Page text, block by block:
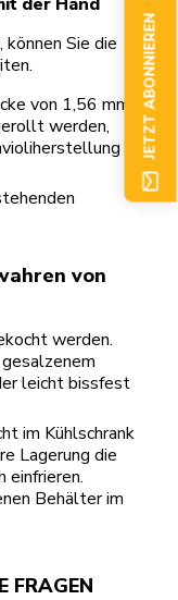
Sie die
von 1,56 mm
werden,
von
werden.
leicht bissfest
im Kühlschrank
Lagerung die
einfrieren.
Behälter im
FRAGEN
JETZT ABONNIEREN